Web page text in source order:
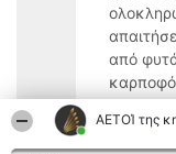
ΑΕΤΟΊ της
από
8.8